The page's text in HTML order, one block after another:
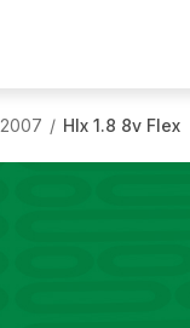
2007 / Hlx 1.8 8v Flex